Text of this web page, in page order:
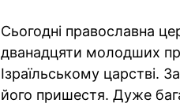
Сьогодні православна
дванадцяти молодших
Ізраїльському царстві.
його пришестя. Дуже